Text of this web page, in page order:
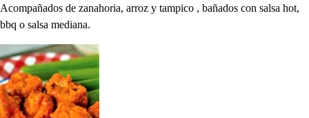
Acompañados de zanahoria, arroz y tampico , bañados con salsa hot,
bbq o salsa mediana.